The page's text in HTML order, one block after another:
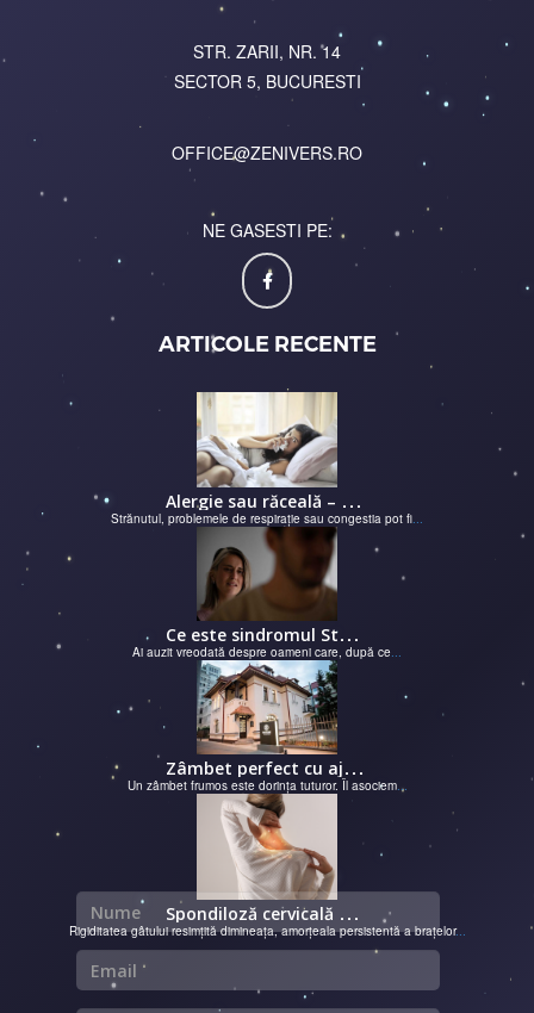
STR. ZARII, NR. 14
SECTOR 5, BUCURESTI
OFFICE@ZENIVERS.RO
NE GASESTI PE:
ARTICOLE RECENTE
A
lergie sau răceală – cum îţi dai seama de ce suferi și de ce conteaz...
Strănutul, problemele de respirație sau congestia pot fi
C
e este sindromul Stockholm și de ce victimele își apără agresorii.
Ai auzit vreodată despre oameni care, după ce
Z
âmbet perfect cu ajutorul unui cabinet dentar
Un zâmbet frumos este dorința tuturor. Îl asociem...
S
pondiloză cervicală – semnale de alarmă și soluții moderne chirurgie...
Rigiditatea gâtului resimțită dimineața, amorțeala persistentă a brațelor...
Nume